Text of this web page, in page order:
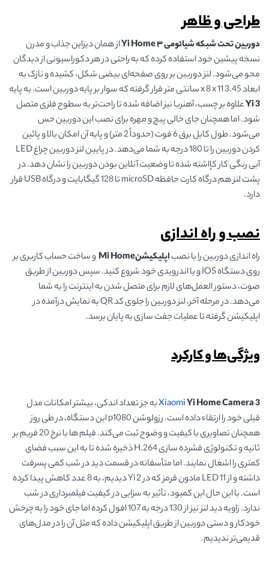
طراحی و ظاهر
دوربین تحت شبکه شیائومی ۳ Yi Homeاز همان دیزاین جذاب و مدرن
نسخه پیشین خود استفاده کرده که به راحتی در هر دکوراسیونی از دیدگان
محو می‌شود. لنز دوربین بر روی صفحه‌ای بیضی شکل، کشیده و نازک به
ابعاد 3.45 x 8 x 11 سانتی متر قرار گرفته که سوار بر پایه دوربین است. به پایه
Yi 3علاوه بر چسب، آهنربا نیز اضافه شده تا راحت‌تر به سطوح فلزی متصل
شود. اما همچنان جای خالی پیچ و مهره برای نصب این دوربین حس
می‌شود. طول کابل برق 6 فوت (حدوداً 2 متر) و پایه آن امکان بالا و پائین
کردن دوربین را تا 180 درجه به شما می‌دهد. در پایین لنز دوربین چراغ LED
آبی رنگی کار کإاشته شده تا وضعیت آنلاین بودن دوربین را نشان دهد. در
پشت لنز هم درگاه کارت حافظه microSD تا 128 گیگابایت و درگاه USB قرار
دارد.
نصب و راه اندازی
راه اندازی دوربین را با نصباپلیکیشنMi Home و ساخت حساب کاربری بر
روی دستگاه IOS و یا اندرویدی خود شروع کنید. سپس دوربین از طریق
صوت، دستور‌ العمل‌های لازم برای متصل شدن به اینترنت را به شما
می‌دهد. در مرحله آخر، لنز دوربین را جلوی کد QR به نمایش درآمده در
اپلیکیشن گرفته تا عملیات جفت سازی به پایان برسد.
ویژگی‌ها و کارکرد
XiaomiYi Home Camera 3
به جز تعداد اندکی، بیشتر امکانات مدل
قبلی خود را ارتقاء داده است. رزولوشن p1080 این دستگاه، در طی روز
همچنان تصاویری با کیفیت و وضوح ثبت می‌کند. فیلم ها با نرخ 20 فریم بر
ثانیه و تکنولوژی فشرده سازی H.264 ذخیره شده تا به این سبب فضای
کمتری را اشغال نمایند. اما متأسفانه در قسمت دید در شب کمی پسرفت
داشته و از 11 LED مادون قرمز که در Yi 2 دیدیم، به 8 عدد کاهش پیدا کرده
است. با این حال این کمبود، تأثیر به سزایی در کیفیت فیلمبرداری در شب
ندارد. زاویه دید لنز نیز از 130 درجه به 107 افول کرده اما جای خود را به چرخش
خودکار و دستی دوربین از طریق اپلیکیشن داده که مثل آن را در مدل‌های
قدیمی‌تر ندیدیم.